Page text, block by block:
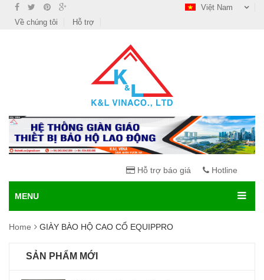
Việt Nam
Về chúng tôi
Hỗ trợ
Hỗ trợ báo giá Hotline
MENU
Home GIÀY BÀO HỘ CAO CỔ EQUIPPRO
SẢN PHẨM MỚI